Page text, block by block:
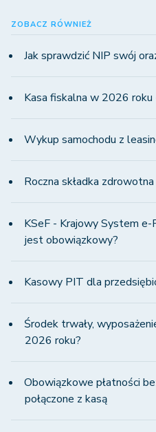
ZOBACZ RÓWNIEŻ
Jak sprawdzić NIP swój
Kasa fiskalna w 2026 roku
Wykup samochodu z
Roczna składka
KSeF - Krajowy System
jest obowiązkowy?
Kasowy PIT dla
Środek trwały,
2026 roku?
Obowiązkowe płatności
połączone z kasą